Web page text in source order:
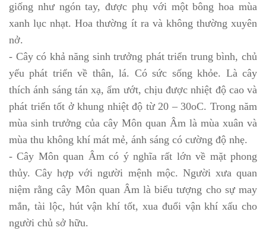
giống như ngón tay, được phụ với một bông hoa mùa
xanh lục nhạt. Hoa thường ít ra và không thường xuyên
nở.
- Cây có khả năng sinh trưởng phát triển trung bình, chủ
yếu phát triển về thân, lá. Có sức sống khỏe. Là cây
thích ánh sáng tán xạ, ẩm ướt, chịu được nhiệt độ cao và
phát triển tốt ở khung nhiệt độ từ 20 – 30oC. Trong năm
mùa sinh trưởng của cây Môn quan Âm là mùa xuân và
mùa thu không khí mát mẻ, ánh sáng có cường độ nhẹ.
- Cây Môn quan Âm có ý nghĩa rất lớn về mặt phong
thủy. Cây hợp với người mệnh mộc. Người xưa quan
niệm rằng cây Môn quan Âm là biểu tượng cho sự may
mắn, tài lộc, hút vận khí tốt, xua đuổi vận khí xấu cho
người chủ sở hữu.